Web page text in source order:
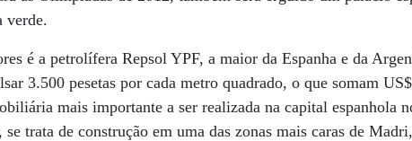
verde.
é a petrolífera Repsol YPF, a maior da Espanha e da
3.500 pesetas por cada metro quadrado, o que somam
mais importante a ser realizada na capital espanhola
trata de construção em uma das zonas mais caras de